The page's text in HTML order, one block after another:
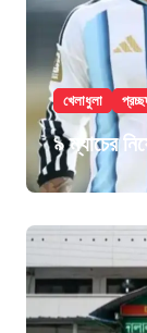
খেলাধুলা
৯ ম্যাচের